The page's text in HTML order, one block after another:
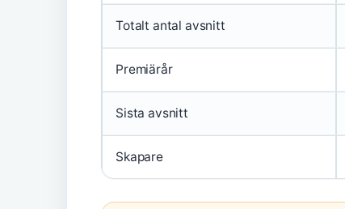
Totalt antal avsnitt
Premiärår
Sista avsnitt
Skapare